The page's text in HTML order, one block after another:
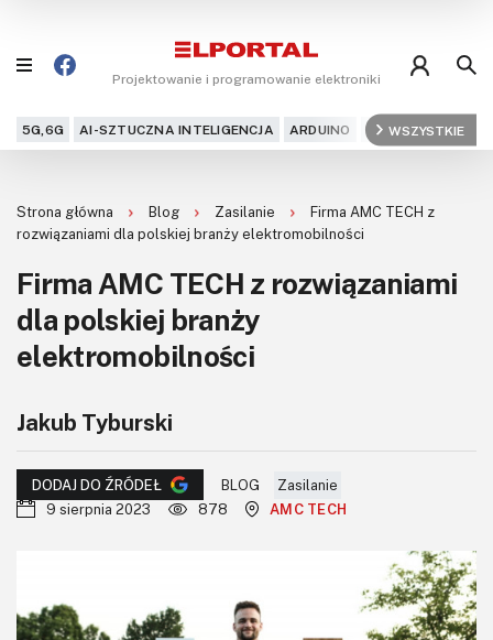
Projektowanie i programowanie elektroniki
5G,6G AI-SZTUCZNA INTELIGENCJA ARDUINO ARM AUDIO
WSZYSTKIE
Projekty
Kursy
DIY+
KITy AVT
Newsletter
Strona główna Blog Zasilanie
Firma AMC TECH z
rozwiązaniami dla polskiej branży elektromobilności
Firma AMC TECH z rozwiązaniami
dla polskiej branży
elektromobilności
Jakub Tyburski
DODAJ DO ŹRÓDEŁ BLOG
Zasilanie
9 sierpnia 2023
878 AMC TECH